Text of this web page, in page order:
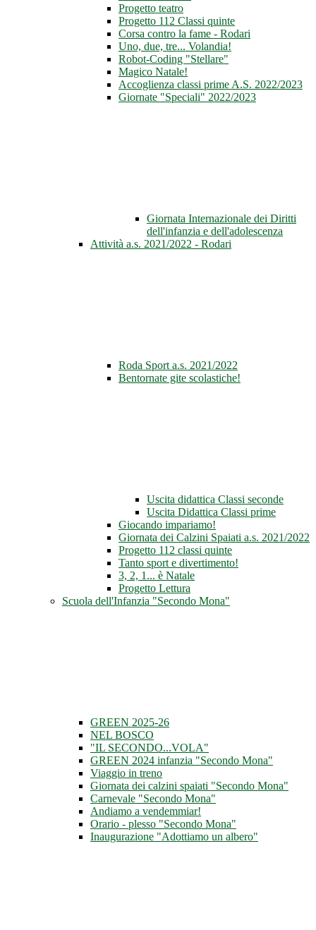
Progetto teatro
Progetto 112 Classi quinte
Corsa contro la fame - Rodari
Uno, due, tre... Volandia!
Robot-Coding "Stellare"
Magico Natale!
Accoglienza classi prime A.S. 2022/2023
Giornate "Speciali" 2022/2023
Giornata Internazionale dei Diritti
dell'infanzia e dell'adolescenza
Attività a.s. 2021/2022 - Rodari
Roda Sport a.s. 2021/2022
Bentornate gite scolastiche!
Uscita didattica Classi seconde
Uscita Didattica Classi prime
Giocando impariamo!
Giornata dei Calzini Spaiati a.s. 2021/2022
Progetto 112 classi quinte
Tanto sport e divertimento!
3, 2, 1... è Natale
Progetto Lettura
Scuola dell'Infanzia "Secondo Mona"
GREEN 2025-26
NEL BOSCO
"IL SECONDO...VOLA"
GREEN 2024 infanzia "Secondo Mona"
Viaggio in treno
Giornata dei calzini spaiati "Secondo Mona"
Carnevale "Secondo Mona"
Andiamo a vendemmiar!
Orario - plesso "Secondo Mona"
Inaugurazione "Adottiamo un albero"